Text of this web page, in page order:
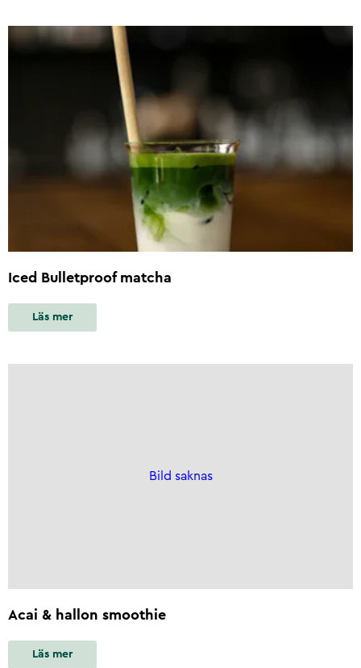
Iced Bulletproof matcha
Läs mer
Bild saknas
Acai & hallon smoothie
Läs mer